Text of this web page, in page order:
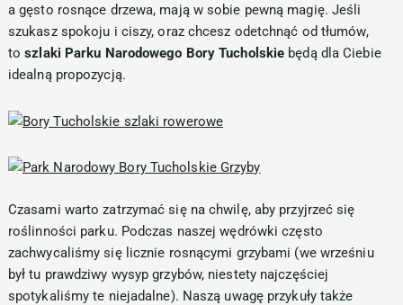
a gęsto rosnące drzewa, mają w sobie pewną magię. Jeśli
szukasz spokoju i ciszy, oraz chcesz odetchnąć od tłumów,
toszlaki Parku Narodowego Bory Tucholskie będą dla Ciebie
idealną propozycją.
Czasami warto zatrzymać się na chwilę, aby przyjrzeć się
roślinności parku. Podczas naszej wędrówki często
zachwycaliśmy się licznie rosnącymi grzybami (we wrześniu
był tu prawdziwy wysyp grzybów, niestety najczęściej
spotykaliśmy te niejadalne). Naszą uwagę przykuły także